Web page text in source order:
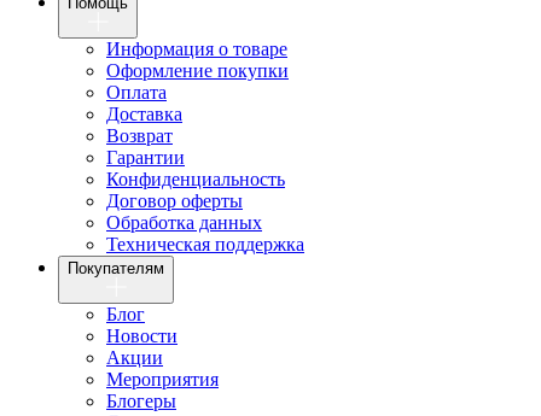
Информация о товаре
Оформление покупки
Оплата
Доставка
Возврат
Гарантии
Конфиденциальность
Договор оферты
Обработка данных
Техническая поддержка
Покупателям
Блог
Новости
Акции
Мероприятия
Блогеры